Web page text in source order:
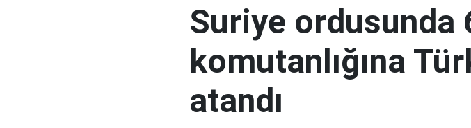
Suriye ordusunda
komutanlığına
atandı